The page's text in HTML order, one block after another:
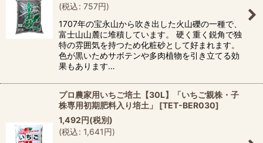
(税込: 757円)
1707年の宝永山から吹き出した火山礫の一種で、
富士山山麓に堆積しています。 硬く重く鋭角で独
特の雰囲気を持つため化粧砂として好まれます。
色が黒いためサボテンや多肉植物を引き立てる効
果もあります…
プロ農家用いちご培土【30L】「いちご親株・子
株専用初期肥料入り培土」
[TET-BER030]
1,492円(税別)
(税込: 1,641円)